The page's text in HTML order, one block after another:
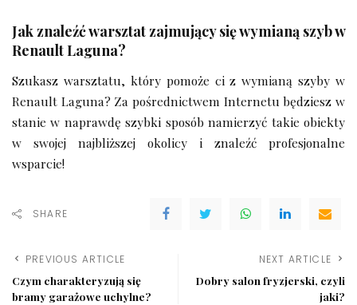
Jak znaleźć warsztat zajmujący się wymianą szyb w
Renault Laguna?
Szukasz warsztatu, który pomoże ci z wymianą szyby w
Renault Laguna? Za pośrednictwem Internetu będziesz w
stanie w naprawdę szybki sposób namierzyć takie obiekty
w swojej najbliższej okolicy i znaleźć profesjonalne
wsparcie!
SHARE
PREVIOUS ARTICLE
Czym charakteryzują się
bramy garażowe uchylne?
NEXT ARTICLE
Dobry salon fryzjerski, czyli
jaki?